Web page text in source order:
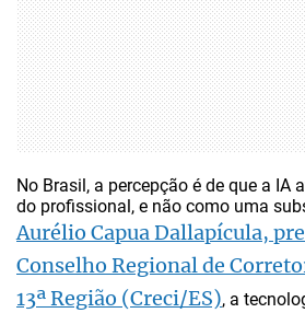
No Brasil, a percepção é de que a IA
do profissional, e não como uma
Aurélio Capua Dallapícula,
Conselho Regional de
13ª Região (Creci/ES), a